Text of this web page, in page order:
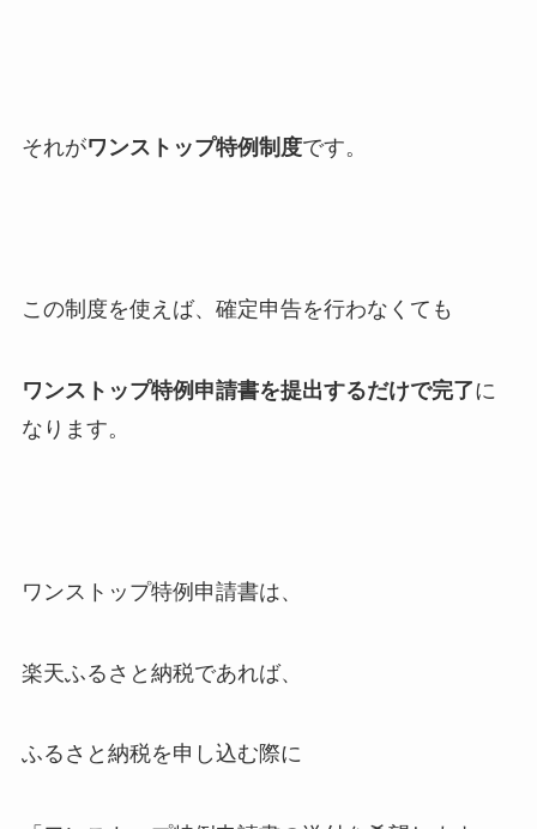
それがワンストップ特例制度です。
この制度を使えば、確定申告を行わなくても
ワンストップ特例申請書を提出するだけで完了に
なります。
ワンストップ特例申請書は、
楽天ふるさと納税であれば、
ふるさと納税を申し込む際に